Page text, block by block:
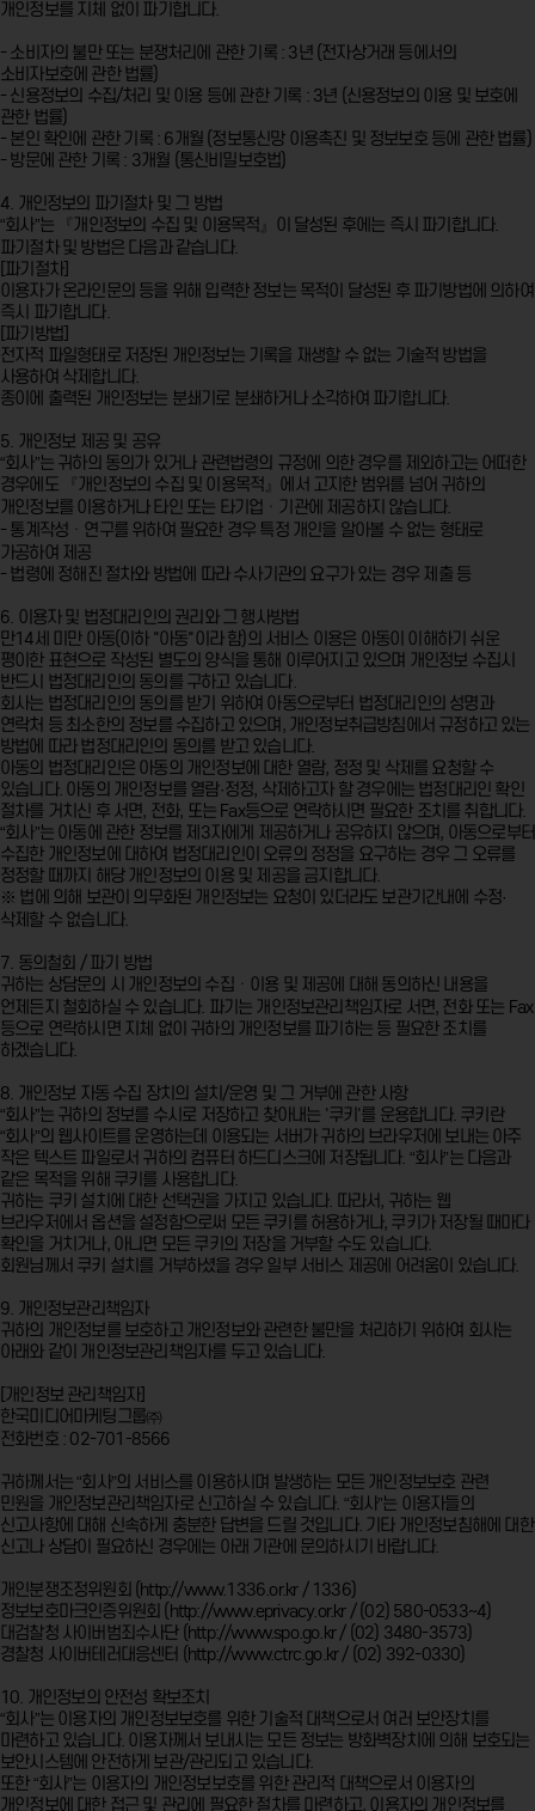
개인정보를 지체 없이 파기합니다.
- 소비자의 불만 또는 분쟁처리에 관한 기록 : 3년 (전자상거래 등에서의
소비자보호에 관한 법률)
- 신용정보의 수집/처리 및 이용 등에 관한 기록 : 3년 (신용정보의 이용 및 보호에
관한 법률)
- 본인 확인에 관한 기록 : 6개월 (정보통신망 이용촉진 및 정보보호 등에 관한 법률)
- 방문에 관한 기록 : 3개월 (통신비밀보호법)
4. 개인정보의 파기절차 및 그 방법
“회사”는 『개인정보의 수집 및 이용목적』이 달성된 후에는 즉시 파기합니다.
파기절차 및 방법은 다음과 같습니다.
[파기절차]
이용자가 온라인문의 등을 위해 입력한 정보는 목적이 달성된 후 파기방법에 의하여
즉시 파기합니다.
[파기방법]
전자적 파일형태로 저장된 개인정보는 기록을 재생할 수 없는 기술적 방법을
사용하여 삭제합니다.
종이에 출력된 개인정보는 분쇄기로 분쇄하거나 소각하여 파기합니다.
5. 개인정보 제공 및 공유
“회사”는 귀하의 동의가 있거나 관련법령의 규정에 의한 경우를 제외하고는 어떠한
경우에도 『개인정보의 수집 및 이용목적』에서 고지한 범위를 넘어 귀하의
개인정보를 이용하거나 타인 또는 타기업ㆍ기관에 제공하지 않습니다.
- 통계작성ㆍ연구를 위하여 필요한 경우 특정 개인을 알아볼 수 없는 형태로
가공하여 제공
- 법령에 정해진 절차와 방법에 따라 수사기관의 요구가 있는 경우 제출 등
6. 이용자 및 법정대리인의 권리와 그 행사방법
만14세 미만 아동(이하 "아동"이라 함)의 서비스 이용은 아동이 이해하기 쉬운
평이한 표현으로 작성된 별도의 양식을 통해 이루어지고 있으며 개인정보 수집시
반드시 법정대리인의 동의를 구하고 있습니다.
회사는 법정대리인의 동의를 받기 위하여 아동으로부터 법정대리인의 성명과
연락처 등 최소한의 정보를 수집하고 있으며, 개인정보취급방침에서 규정하고 있는
방법에 따라 법정대리인의 동의를 받고 있습니다.
아동의 법정대리인은 아동의 개인정보에 대한 열람, 정정 및 삭제를 요청할 수
있습니다. 아동의 개인정보를 열람·정정, 삭제하고자 할 경우에는 법정대리인 확인
절차를 거치신 후 서면, 전화, 또는 Fax등으로 연락하시면 필요한 조치를 취합니다.
“회사”는 아동에 관한 정보를 제3자에게 제공하거나 공유하지 않으며, 아동으로부터
수집한 개인정보에 대하여 법정대리인이 오류의 정정을 요구하는 경우 그 오류를
정정할 때까지 해당 개인정보의 이용 및 제공을 금지합니다.
※ 법에 의해 보관이 의무화된 개인정보는 요청이 있더라도 보관기간내에 수정·
삭제할 수 없습니다.
7. 동의철회 / 파기 방법
귀하는 상담문의 시 개인정보의 수집ㆍ이용 및 제공에 대해 동의하신 내용을
언제든지 철회하실 수 있습니다. 파기는 개인정보관리책임자로 서면, 전화 또는 Fax
등으로 연락하시면 지체 없이 귀하의 개인정보를 파기하는 등 필요한 조치를
하겠습니다.
8. 개인정보 자동 수집 장치의 설치/운영 및 그 거부에 관한 사항
“회사”는 귀하의 정보를 수시로 저장하고 찾아내는 '쿠키'를 운용합니다. 쿠키란
“회사”의 웹사이트를 운영하는데 이용되는 서버가 귀하의 브라우저에 보내는 아주
작은 텍스트 파일로서 귀하의 컴퓨터 하드디스크에 저장됩니다. “회사”는 다음과
같은 목적을 위해 쿠키를 사용합니다.
귀하는 쿠키 설치에 대한 선택권을 가지고 있습니다. 따라서, 귀하는 웹
브라우저에서 옵션을 설정함으로써 모든 쿠키를 허용하거나, 쿠키가 저장될 때마다
확인을 거치거나, 아니면 모든 쿠키의 저장을 거부할 수도 있습니다.
회원님께서 쿠키 설치를 거부하셨을 경우 일부 서비스 제공에 어려움이 있습니다.
9. 개인정보관리책임자
귀하의 개인정보를 보호하고 개인정보와 관련한 불만을 처리하기 위하여 회사는
아래와 같이 개인정보관리책임자를 두고 있습니다.
[개인정보 관리책임자]
한국미디어마케팅그룹㈜
전화번호 : 02-701-8566
귀하께서는 “회사”의 서비스를 이용하시며 발생하는 모든 개인정보보호 관련
민원을 개인정보관리책임자로 신고하실 수 있습니다. “회사”는 이용자들의
신고사항에 대해 신속하게 충분한 답변을 드릴 것입니다. 기타 개인정보침해에 대한
신고나 상담이 필요하신 경우에는 아래 기관에 문의하시기 바랍니다.
개인분쟁조정위원회 (http://www.1336.or.kr / 1336)
정보보호마크인증위원회 (http://www.eprivacy.or.kr / (02) 580-0533~4)
대검찰청 사이버범죄수사단 (http://www.spo.go.kr / (02) 3480-3573)
경찰청 사이버테러대응센터 (http://www.ctrc.go.kr / (02) 392-0330)
10. 개인정보의 안전성 확보조치
“회사”는 이용자의 개인정보보호를 위한 기술적 대책으로서 여러 보안장치를
마련하고 있습니다. 이용자께서 보내시는 모든 정보는 방화벽장치에 의해 보호되는
보안시스템에 안전하게 보관/관리되고 있습니다.
또한 “회사”는 이용자의 개인정보보호를 위한 관리적 대책으로서 이용자의
개인정보에 대한 접근 및 관리에 필요한 절차를 마련하고, 이용자의 개인정보를